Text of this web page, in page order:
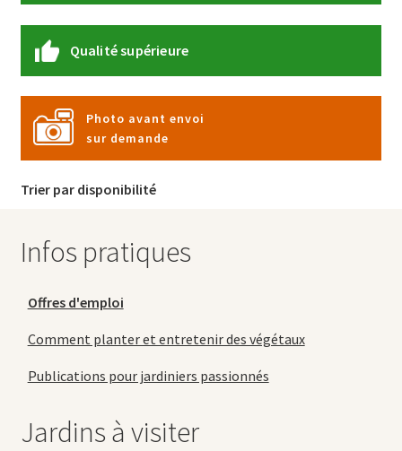
Qualité supérieure
Photo avant envoi
sur demande
Trier par disponibilité
Infos pratiques
Offres d'emploi
Comment planter et entretenir des végétaux
Publications pour jardiniers passionnés
Jardins à visiter